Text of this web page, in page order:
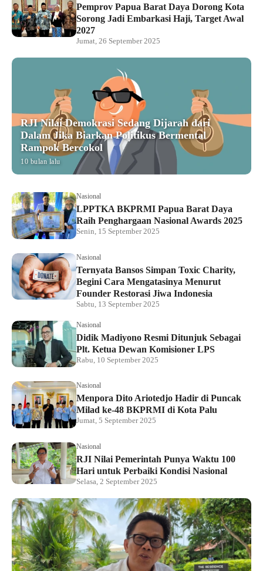
Pemprov Papua Barat Daya Dorong Kota
Sorong Jadi Embarkasi Haji, Target Awal
2027
Jumat, 26 September 2025
RJI Nilai Demokrasi Sedang Dijarah dari
Dalam Jika Biarkan Politikus Bermental
Rampok Bercokol
10 bulan lalu
Nasional
LPPTKA BKPRMI Papua Barat Daya
Raih Penghargaan Nasional Awards 2025
Senin, 15 September 2025
Nasional
Ternyata Bansos Simpan Toxic Charity,
Begini Cara Mengatasinya Menurut
Founder Restorasi Jiwa Indonesia
Sabtu, 13 September 2025
Nasional
Didik Madiyono Resmi Ditunjuk Sebagai
Plt. Ketua Dewan Komisioner LPS
Rabu, 10 September 2025
Nasional
Menpora Dito Ariotedjo Hadir di Puncak
Milad ke-48 BKPRMI di Kota Palu
Jumat, 5 September 2025
Nasional
RJI Nilai Pemerintah Punya Waktu 100
Hari untuk Perbaiki Kondisi Nasional
Selasa, 2 September 2025